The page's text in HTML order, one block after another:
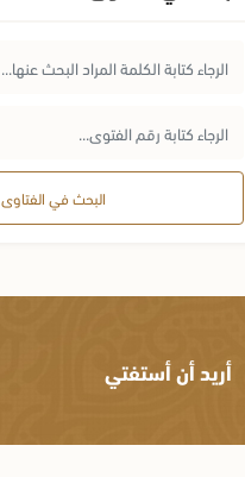
البحث في الفتاوى
أريد أن أستفتي